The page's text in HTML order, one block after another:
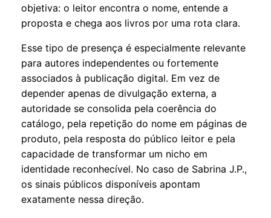
objetiva: o leitor encontra o nome, entende a
proposta e chega aos livros por uma rota clara.
Esse tipo de presença é especialmente relevante
para autores independentes ou fortemente
associados à publicação digital. Em vez de
depender apenas de divulgação externa, a
autoridade se consolida pela coerência do
catálogo, pela repetição do nome em páginas de
produto, pela resposta do público leitor e pela
capacidade de transformar um nicho em
identidade reconhecível. No caso de Sabrina J.P.,
os sinais públicos disponíveis apontam
exatamente nessa direção.